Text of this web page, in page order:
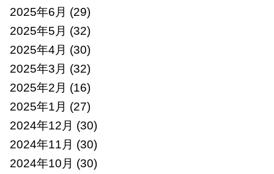
2025年6月 (29)
2025年5月 (32)
2025年4月 (30)
2025年3月 (32)
2025年2月 (16)
2025年1月 (27)
2024年12月 (30)
2024年11月 (30)
2024年10月 (30)